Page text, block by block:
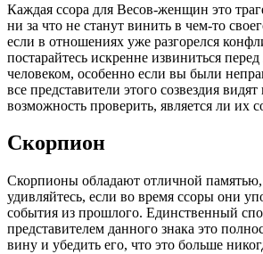
Каждая ссора для Весов-женщин это
ни за что не станут винить в чем-то
если в отношениях уже разгорелся
постарайтесь искренне извиниться
человеком, особенно если вы были
все представители этого созвездия
возможность проверить, является ли их
Скорпион
Скорпионы обладают отличной
удивляйтесь, если во время ссоры они
события из прошлого. Единственный
представителем данного знака это
вину и убедить его, что это больше